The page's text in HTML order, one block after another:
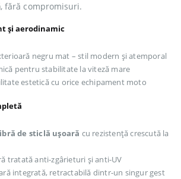
, fără compromisuri.
și aerodinamic
negru mat – stil modern și atemporal
pentru stabilitate la viteză mare
estetică cu orice echipament moto
de sticlă ușoară cu rezistență crescută la
tratată anti-zgârieturi și anti-UV
integrată, retractabilă dintr-un singur gest